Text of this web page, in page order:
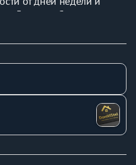
5 гостей. Спальные
domvistel уютная, чистая,
МНТК им. Фёдорова, в
есть все необходимое
высокоскоростной
свежее постельное бельё,
принадлежности,
микроволновая